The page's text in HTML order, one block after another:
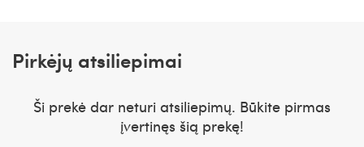
Pirkėjų atsiliepimai
Ši prekė dar neturi atsiliepimų. Būkite pirmas
įvertinęs šią prekę!